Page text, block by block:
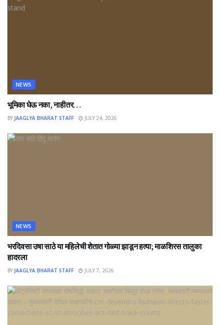
NEWS
भूमिका घेऊ नका, नाहीतर…
BY JAAGLYA BHARAT STAFF JULY 24, 2026
NEWS
भरदिवसा उषा साठे या महिलेची शेतात गोळ्या झाडून हत्या; माळशिरस तालुका
हादरला
BY JAAGLYA BHARAT STAFF JULY 7, 2026